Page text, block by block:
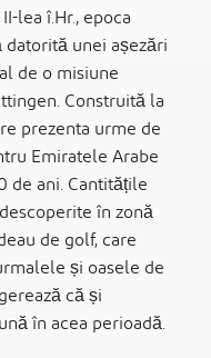
lea î.Hr., epoca
unei așezări
de o misiune
Construită la
prezenta urme de
Emiratele Arabe
de ani. Cantitățile
în zonă
de golf, care
și oasele de
că și
în acea perioadă.